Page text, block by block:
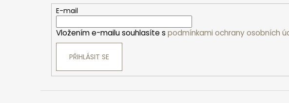
E-mail
Vložením e-mailu souhlasíte s podmínkami ochrany osobních
PŘIHLÁSIT SE